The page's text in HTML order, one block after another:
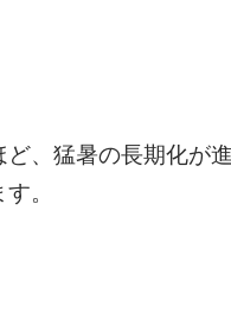
、猛暑の長期化が
。